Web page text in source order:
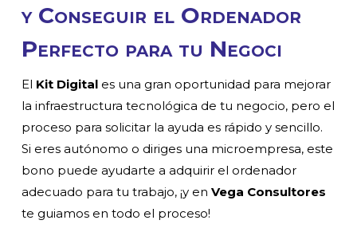
y Conseguir el Ordenador
Perfecto para tu Negoci
El Kit Digital es una gran oportunidad para mejorar
la infraestructura tecnológica de tu negocio, pero el
proceso para solicitar la ayuda es rápido y sencillo.
Si eres autónomo o diriges una microempresa, este
bono puede ayudarte a adquirir el ordenador
adecuado para tu trabajo, ¡y enVega Consultores
te guiamos en todo el proceso!